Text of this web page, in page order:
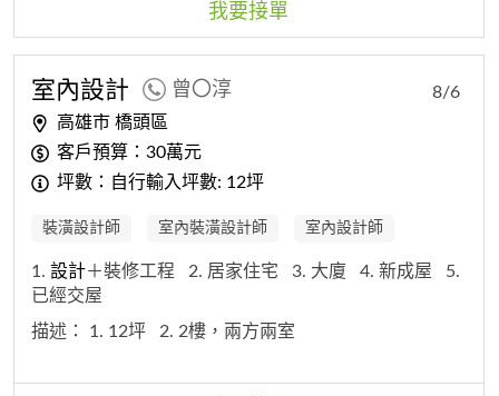
我要接單
室內設計 曾〇淳
高雄市 橋頭區
客戶預算：30萬元
坪數：自行輸入坪數: 12坪
8/6
裝潢設計師 室內裝潢設計師 室內設計師
1.設計＋裝修工程 2. 居家住宅 3. 大廈 4. 新成屋
5.
已經交屋
描述： 1. 12坪 2. 2樓，兩方兩室